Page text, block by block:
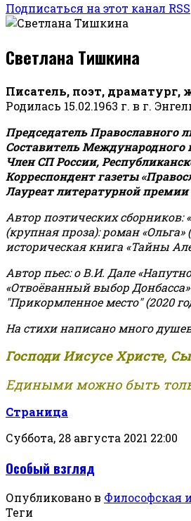
Подписаться на этот канал RSS
Светлана Тишкина
Писатель, поэт, драматург,
Родилась 15.02.1963 г. в г.
Председатель Православного
Составитель Международного
Член СП России,
Корреспондент газеты
Лауреат литературной премии
Автор поэтических сборников:
(крупная проза): роман
историческая книга «Тайны
Автор пьес: о В.И. Дале
«Отвоёванный выбор Донбасса»
"Прикормленное место" (2020
На стихи написано много
Господи Иисусе Христе,
Едиными можно быть
Страница
Суббота, 28 августа 2021 22:00
Особый взгляд
Опубликовано в Философская
Теги